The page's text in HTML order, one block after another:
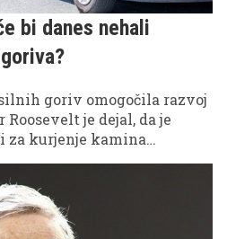
bi danes nehali
goriv omogočila razvoj
je dejal, da je
za kurjenje kamina
pozivom in pariški zavezi
ustavili globalno
če bi danes prenehali